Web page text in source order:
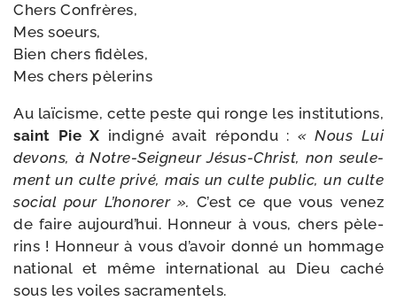
Chers Confrères,
Mes soeurs,
Bien chers fidèles,
Mes chers pèlerins
Au laï­cisme, cette peste qui ronge les ins­ti­tu­tions,
saint Pie X indi­gné avait répon­du : « Nous Lui
devons, à Notre-​Seigneur Jésus-​Christ, non seule­
ment un culte pri­vé, mais un culte public, un culte
social pour L’honorer ». C’est ce que vous venez
de faire aujourd’­hui. Honneur à vous, chers pèle­
rins ! Honneur à vous d’a­voir don­né un hom­mage
natio­nal et même inter­na­tio­nal au Dieu caché
sous les voiles sacramentels.